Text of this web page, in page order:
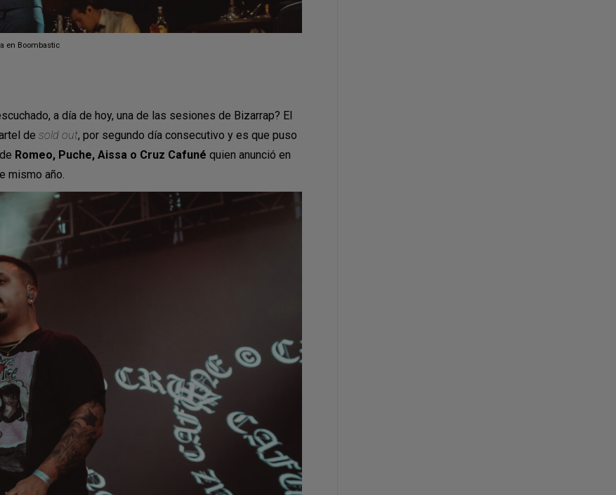
en Boombastic
a día de hoy, una de las sesiones de Bizarrap? El
de sold out, por segundo día consecutivo y es que puso
Romeo, Puche, Aissa o Cruz Cafuné quien anunció en
mismo año.